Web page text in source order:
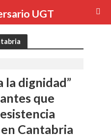
la dignidad”
que
Cantabria